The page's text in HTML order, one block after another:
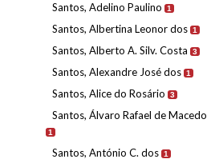
Santos, Adelino Paulino 1
Santos, Albertina Leonor dos 1
Santos, Alberto A. Silv. Costa 3
Santos, Alexandre José dos 1
Santos, Alice do Rosário 3
Santos, Álvaro Rafael de Macedo
1
Santos, António C. dos 1